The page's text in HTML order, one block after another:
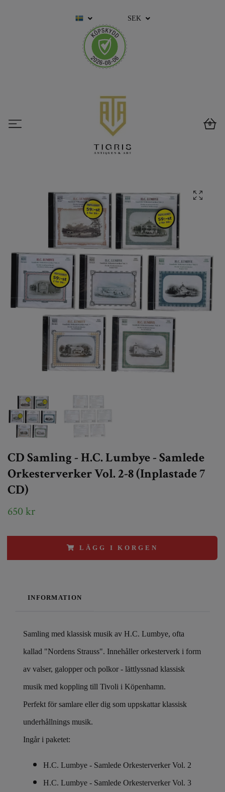
SEK
0
CD Samling - H.C. Lumbye - Samlede
Orkesterverker Vol. 2-8 (Inplastade 7
CD)
650 kr
LÄGG I KORGEN
INFORMATION
Samling med klassisk musik av H.C. Lumbye, ofta
kallad "Nordens Strauss". Innehåller orkesterverk i form
av valser, galopper och polkor - lättlyssnad klassisk
musik med koppling till Tivoli i Köpenhamn.
Perfekt för samlare eller dig som uppskattar klassisk
underhållnings musik.
Ingår i paketet:
H.C. Lumbye - Samlede Orkesterverker Vol. 2
H.C. Lumbye - Samlede Orkesterverker Vol. 3